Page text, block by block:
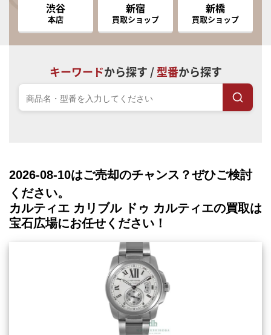
渋谷
本店
新宿
買取ショップ
新橋
買取ショップ
キーワードから探す /型番から探す
2026-08-10はご売却のチャンス？ぜひご検討
ください。
カルティエ カリブル ドゥ カルティエの買取は
宝石広場にお任せください！